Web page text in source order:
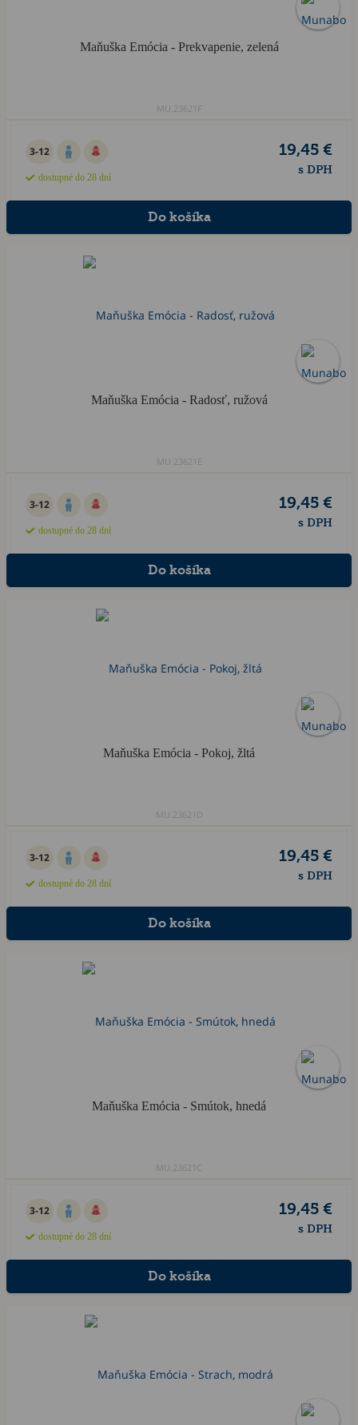
Maňuška Emócia - Prekvapenie, zelená
MU.23621F
3-12
dostupné do 28 dní
19,45 €
s DPH
Maňuška Emócia - Radosť, ružová
MU.23621E
3-12
dostupné do 28 dní
19,45 €
s DPH
Maňuška Emócia - Pokoj, žltá
MU.23621D
3-12
dostupné do 28 dní
19,45 €
s DPH
Maňuška Emócia - Smútok, hnedá
MU.23621C
3-12
dostupné do 28 dní
19,45 €
s DPH